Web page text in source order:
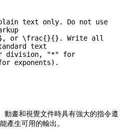
text only. Do not use
or \frac{}{}. Write all
text
division, "*" for
exponents).
畫和視覺文件時具有強大的指令遵
產生可用的輸出。